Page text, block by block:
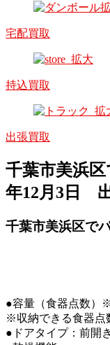
宅配買取
持込買取
出張買取
千葉市美浜
年12月3日
千葉市美浜区で
●容量（食器点数）
※収納できる食器点
●ドアタイプ：前開